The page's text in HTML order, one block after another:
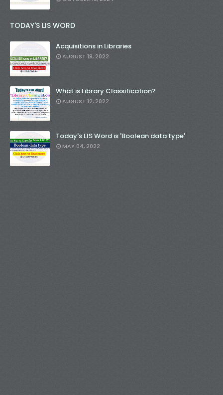
TODAY'S LIS WORD
Acquisitions in Libraries
AUGUST 19, 2022
What is Library Classification?
AUGUST 12, 2022
Today's LIS Word is 'Boolean data type'
MAY 04, 2022